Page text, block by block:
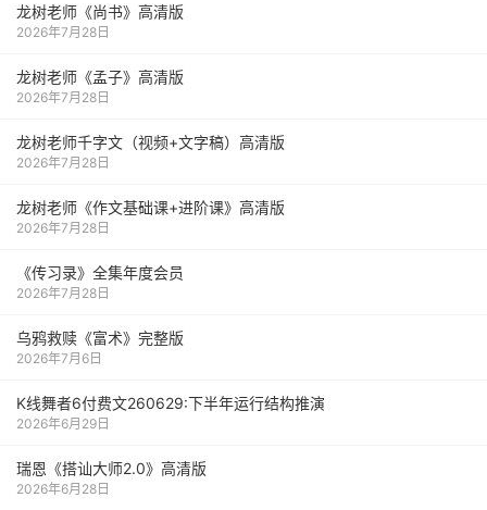
龙树老师《尚书》高清版
2026年7月28日
龙树老师《孟子》高清版
2026年7月28日
龙树老师千字文（视频+文字稿）高清版
2026年7月28日
龙树老师《作文基础课+进阶课》高清版
2026年7月28日
《传习录》全集年度会员
2026年7月28日
乌鸦救赎《富术》完整版
2026年7月6日
K线舞者6付费文260629:下半年运行结构推演
2026年6月29日
瑞恩《搭讪大师2.0》高清版
2026年6月28日